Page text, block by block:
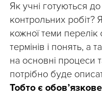
Як учні готуються до
контрольних
кожної теми перелік
термінів і понять, а
на основні процеси
потрібно буде
Тобто є